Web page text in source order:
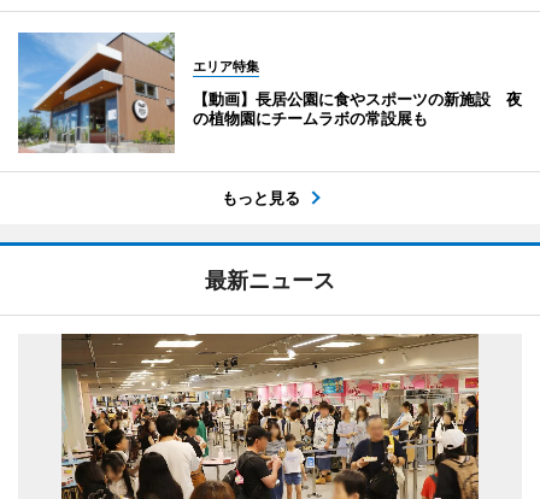
エリア特集
【動画】長居公園に食やスポーツの新施設 夜
の植物園にチームラボの常設展も
もっと見る
最新ニュース